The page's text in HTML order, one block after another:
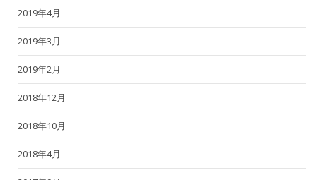
2019年4月
2019年3月
2019年2月
2018年12月
2018年10月
2018年4月